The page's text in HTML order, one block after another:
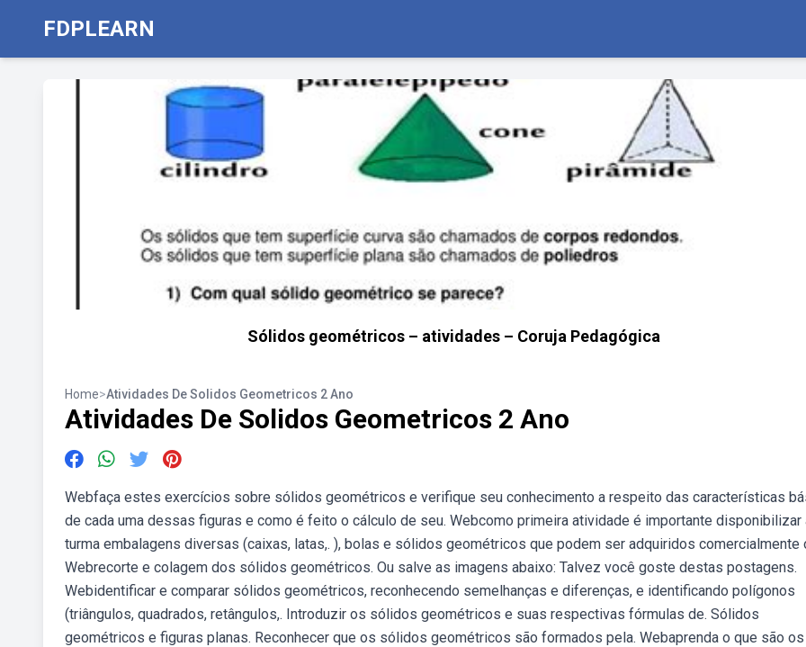
FDPLEARN
Sólidos geométricos – atividades – Coruja Pedagógica
Home>Atividades De Solidos Geometricos 2 Ano
Atividades De Solidos Geometricos 2 Ano
Webfaça estes exercícios sobre sólidos geométricos e verifique seu conhecimento a respeito das características
de cada uma dessas figuras e como é feito o cálculo de seu. Webcomo primeira atividade é importante disponibilizar
turma embalagens diversas (caixas, latas,. ), bolas e sólidos geométricos que podem ser adquiridos comercialmente
Webrecorte e colagem dos sólidos geométricos. Ou salve as imagens abaixo: Talvez você goste destas postagens.
Webidentificar e comparar sólidos geométricos, reconhecendo semelhanças e diferenças, e identificando polígonos
(triângulos, quadrados, retângulos,. Introduzir os sólidos geométricos e suas respectivas fórmulas de. Sólidos
geométricos e figuras planas. Reconhecer que os sólidos geométricos são formados pela. Webaprenda o que são os